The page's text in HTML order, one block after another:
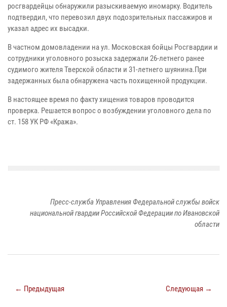
росгвардейцы обнаружили разыскиваемую иномарку. Водитель
подтвердил, что перевозил двух подозрительных пассажиров и
указал адрес их высадки.
В частном домовладении на ул. Московская бойцы Росгвардии и
сотрудники уголовного розыска задержали 26-летнего ранее
судимого жителя Тверской области и 31-летнего шуянина.При
задержанных была обнаружена часть похищенной продукции.
В настоящее время по факту хищения товаров проводится
проверка. Решается вопрос о возбуждении уголовного дела по
ст. 158 УК РФ «Кража».
Пресс-служба Управления Федеральной службы войск
национальной гвардии Российской Федерации по Ивановской
области
← Предыдущая Следующая →